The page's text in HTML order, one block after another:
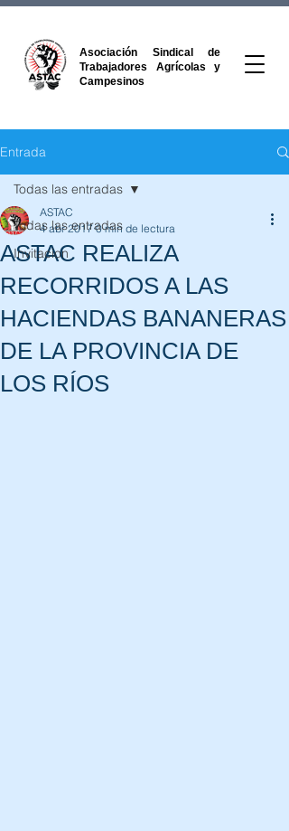
Asociación Sindical de
Trabajadores Agrícolas y
Campesinos
Entrada
Todas las entradas
Invitacion
Todas las entradas
ASTAC REALIZA
RECORRIDOS A LAS
HACIENDAS BANANERAS
DE LA PROVINCIA DE
LOS RÍOS
ASTAC
4 abr 2017 0 min de lectura